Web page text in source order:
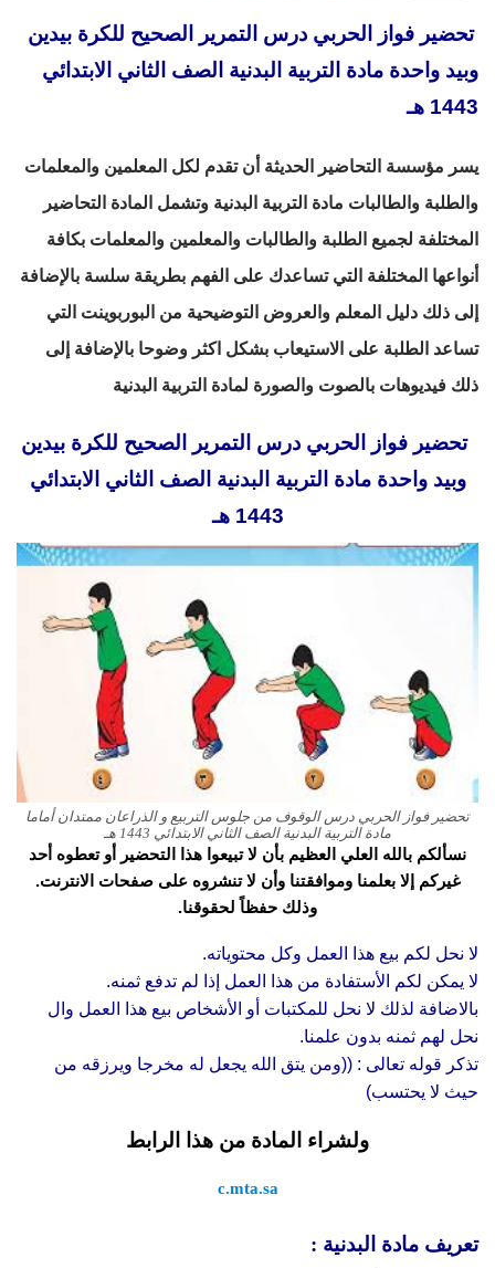
تحضير فواز الحربي درس التمرير الصحيح للكرة بيدين
وبيد واحدة مادة التربية البدنية الصف الثاني الابتدائي
1443 هـ
يسر مؤسسة التحاضير الحديثة أن تقدم لكل المعلمين والمعلمات
والطلبة والطالبات مادة التربية البدنية وتشمل المادة التحاضير
المختلفة لجميع الطلبة والطالبات والمعلمين والمعلمات بكافة
أنواعها المختلفة التي تساعدك على الفهم بطريقة سلسة بالإضافة
إلى ذلك دليل المعلم والعروض التوضيحية من البوربوينت التي
تساعد الطلبة على الاستيعاب بشكل اكثر وضوحا بالإضافة إلى
ذلك فيديوهات بالصوت والصورة لمادة التربية البدنية
تحضير فواز الحربي درس التمرير الصحيح للكرة بيدين
وبيد واحدة مادة التربية البدنية الصف الثاني الابتدائي
1443 هـ
تحضير فواز الحربي درس الوقوف من جلوس التربيع و الذراعان ممتدان أماما
مادة التربية البدنية الصف الثاني الابتدائي 1443 هـ
نسألكم بالله العلي العظيم بأن لا تبيعوا هذا التحضير أو تعطوه أحد
غيركم إلا بعلمنا وموافقتنا وأن لا تنشروه على صفحات الانترنت.
وذلك حفظاً لحقوقنا.
لا نحل لكم بيع هذا العمل وكل محتوياته.
لا يمكن لكم الأستفادة من هذا العمل إذا لم تدفع ثمنه.
بالاضافة لذلك لا نحل للمكتبات أو الأشخاص بيع هذا العمل وال
نحل لهم ثمنه بدون علمنا.
تذكر قوله تعالى : ((ومن يتق الله يجعل له مخرجا ويرزقه من
حيث لا يحتسب)
ولشراء المادة من هذا الرابط
c.mta.sa
تعريف مادة البدنية :